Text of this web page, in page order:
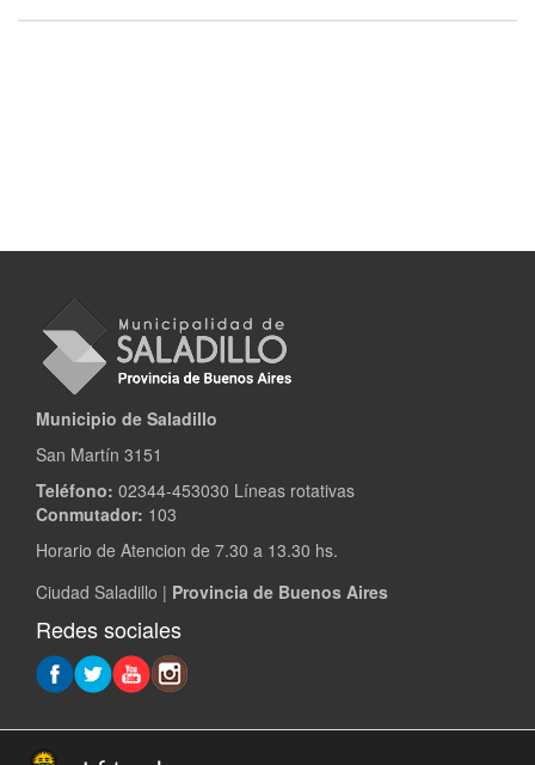
Municipio de Saladillo
San Martín 3151
Teléfono: 02344-453030 Líneas rotativas
Conmutador: 103
Horario de Atencion de 7.30 a 13.30 hs.
Ciudad Saladillo | Provincia de Buenos Aires
Redes sociales